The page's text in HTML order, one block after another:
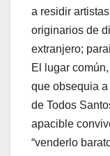
a residir
originarios de
extranjero;
El lugar
que obsequia
de Todos
apacible
“venderlo